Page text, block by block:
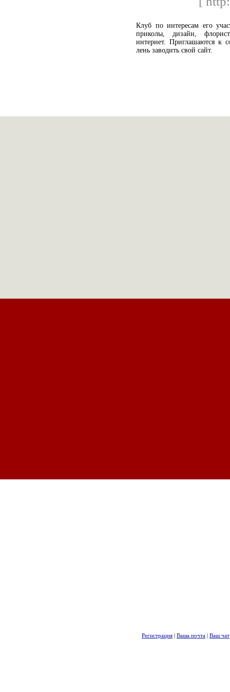
Клуб по интересам его
приколы, дизайн,
интернет. Приглашаются к
лень заводить свой сайт.
Регистрация | Ваша почта | Ваш чат